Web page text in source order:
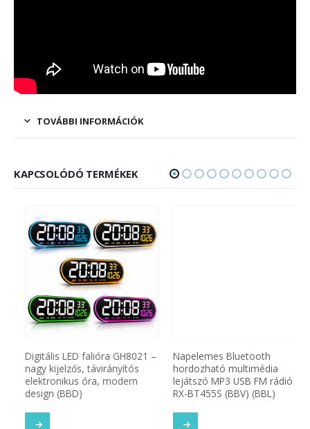
TOVÁBBI INFORMÁCIÓK
KAPCSOLÓDÓ TERMÉKEK
Digitális LED falióra GH8021 –
nagy kijelzős, távirányítós
elektronikus óra, modern
design (BBD)
Napelemes Bluetooth
hordozható multimédia
lejátszó MP3 USB FM rádió
RX-BT455S (BBV) (BBL)